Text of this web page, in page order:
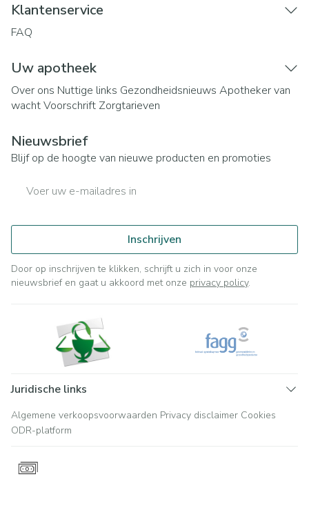
Klantenservice
FAQ
Uw apotheek
Over ons Nuttige links Gezondheidsnieuws Apotheker van
wachtVoorschrift Zorgtarieven
Nieuwsbrief
Blijf op de hoogte van nieuwe producten en promoties
Inschrijven
Door op inschrijven te klikken, schrijft u zich in voor onze
nieuwsbrief en gaat u akkoord met onze privacy policy.
Juridische links
Algemene verkoopsvoorwaarden Privacy disclaimer Cookies
ODR-platform